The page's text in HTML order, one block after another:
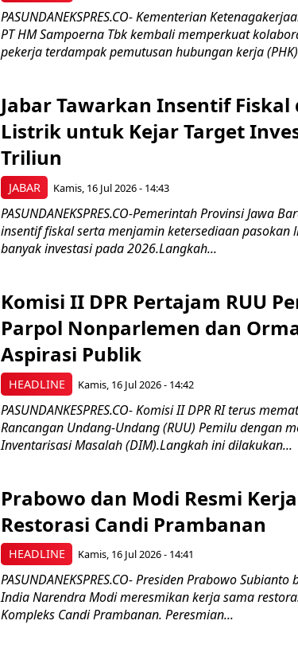
PASUNDANEKSPRES.CO- Kementerian
PT HM Sampoerna Tbk kembali memperkuat
pekerja terdampak pemutusan hubungan kerja
JABAR
Jabar Tawarkan Insentif Fiskal
Listrik untuk Kejar Target
Triliun
Kamis, 16 Jul 2026 - 14:43
PASUNDANEKSPRES.CO-Pemerintah Provinsi Jawa
insentif fiskal serta menjamin ketersediaan pasokan
banyak investasi pada 2026.Langkah...
HEADLINE
Komisi II DPR Pertajam RUU
Parpol Nonparlemen dan
Aspirasi Publik
Kamis, 16 Jul 2026 - 14:42
PASUNDANKESPRES.CO- Komisi II DPR RI terus
Rancangan Undang-Undang (RUU) Pemilu dengan
Inventarisasi Masalah (DIM).Langkah ini dilakukan...
HEADLINE
Prabowo dan Modi Resmi
Restorasi Candi Prambanan
Kamis, 16 Jul 2026 - 14:41
PASUNDANEKSPRES.CO- Presiden Prabowo
India Narendra Modi meresmikan kerja sama
Kompleks Candi Prambanan. Peresmian...